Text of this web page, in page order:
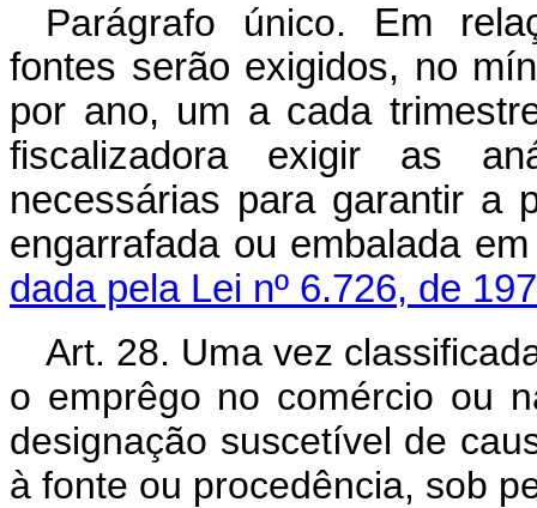
Parágrafo único. Em
fontes serão exigidos, no
por ano, um a cada
fiscalizadora exigir as
necessárias para garantir a
engarrafada ou
dada pela Lei nº 6.726, de
Art. 28. Uma vez
o emprêgo no comércio ou
designação suscetível de
à fonte ou procedência, sob